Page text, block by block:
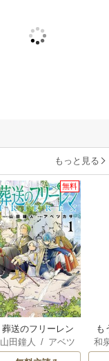
もっと見る
無料
葬送のフリーレン
山田鐘人
/ アベツ
カサ
も
離
和